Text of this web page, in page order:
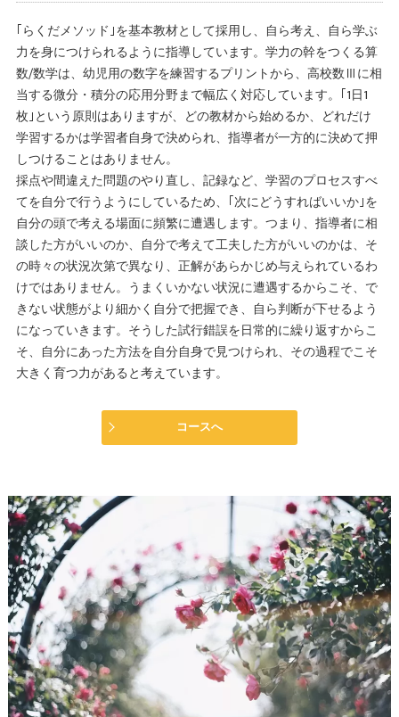
｢らくだメソッド｣を基本教材として採用し、自ら考え、自ら学ぶ
力を身につけられるように指導しています。学力の幹をつくる算
数/数学は、幼児用の数字を練習するプリントから、高校数Ⅲに相
当する微分・積分の応用分野まで幅広く対応しています。｢1日1
枚｣という原則はありますが、どの教材から始めるか、どれだけ
学習するかは学習者自身で決められ、指導者が一方的に決めて押
しつけることはありません。
採点や間違えた問題のやり直し、記録など、学習のプロセスすべ
てを自分で行うようにしているため、｢次にどうすればいいか｣を
自分の頭で考える場面に頻繁に遭遇します。つまり、指導者に相
談した方がいいのか、自分で考えて工夫した方がいいのかは、そ
の時々の状況次第で異なり、正解があらかじめ与えられているわ
けではありません。うまくいかない状況に遭遇するからこそ、で
きない状態がより細かく自分で把握でき、自ら判断が下せるよう
になっていきます。そうした試行錯誤を日常的に繰り返すからこ
そ、自分にあった方法を自分自身で見つけられ、その過程でこそ
大きく育つ力があると考えています。
コースへ